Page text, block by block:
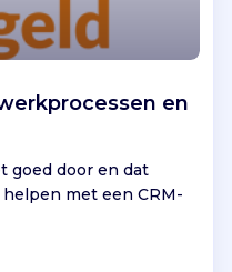
en
goed door en dat
met een CRM-